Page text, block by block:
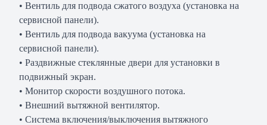
• Вентиль для подвода сжатого воздуха (установка на
сервисной панели).
• Вентиль для подвода вакуума (установка на
сервисной панели).
• Раздвижные стеклянные двери для установки в
подвижный экран.
• Монитор скорости воздушного потока.
• Внешний вытяжной вентилятор.
• Система включения/выключения вытяжного